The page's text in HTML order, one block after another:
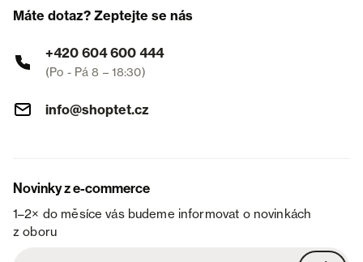
Máte dotaz? Zeptejte se nás
+420 604 600 444
(Po - Pá 8 – 18:30)
info@shoptet.cz
Novinky z e-commerce
1–2× do měsíce vás budeme informovat o novinkách
z oboru